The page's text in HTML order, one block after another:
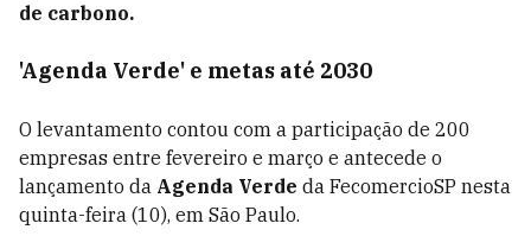
de carbono.
'Agenda Verde' e metas até 2030
O levantamento contou com a participação de 200
empresas entre fevereiro e março e antecede o
lançamento da Agenda Verde da FecomercioSP nesta
quinta-feira (10), em São Paulo.